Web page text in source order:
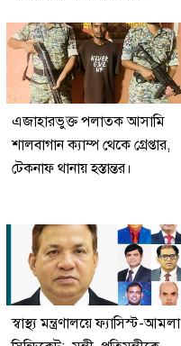
এজাহারভুক্ত পলাতক আসামি
শালবাগান ক্যাম্প থেকে গ্রেপ্তার,
টেকনাফ থানায় হস্তান্তর।
স্বাস্থ্য মন্ত্রণালয়ে ফ্যাসিস্ট-আমলা